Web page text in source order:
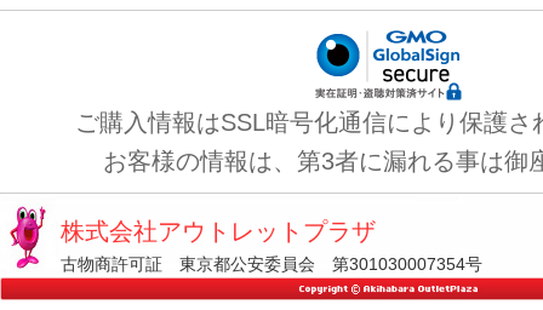
ご購入情報はSSL暗号化通信により保護さ
お客様の情報は、第3者に漏れる事は御
株式会社アウトレットプラザ
古物商許可証 東京都公安委員会 第301030007354号